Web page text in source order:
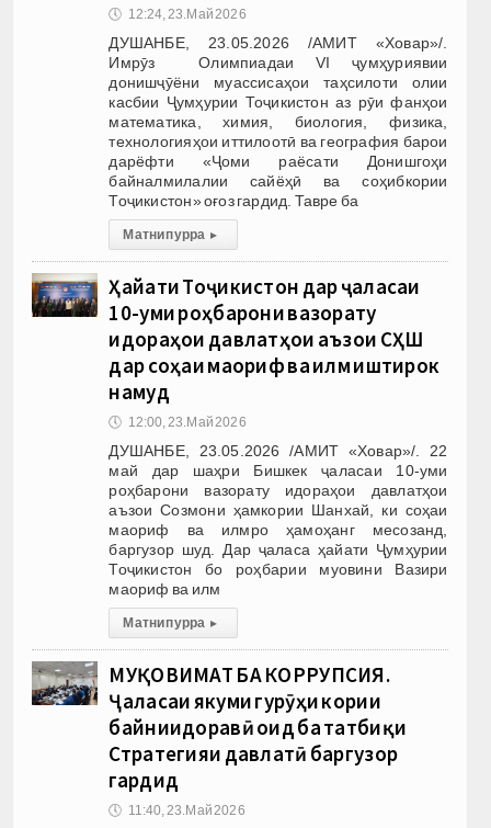
🕔 12:24, 23.Май 2026
ДУШАНБЕ, 23.05.2026 /АМИТ «Ховар»/.
Имрӯз Олимпиадаи VI ҷумҳуриявии
донишҷӯёни муассисаҳои таҳсилоти олии
касбии Ҷумҳурии Тоҷикистон аз рӯи фанҳои
математика, химия, биология, физика,
технологияҳои иттилоотӣ ва география барои
дарёфти «Ҷоми раёсати Донишгоҳи
байналмилалии сайёҳӣ ва соҳибкории
Тоҷикистон» оғоз гардид. Тавре ба
Матни пурра ▸
Ҳайати Тоҷикистон дар ҷаласаи
10-уми роҳбарони вазорату
идораҳои давлатҳои аъзои СҲШ
дар соҳаи маориф ва илм иштирок
намуд
🕔 12:00, 23.Май 2026
ДУШАНБЕ, 23.05.2026 /АМИТ «Ховар»/. 22
май дар шаҳри Бишкек ҷаласаи 10-уми
роҳбарони вазорату идораҳои давлатҳои
аъзои Созмони ҳамкории Шанхай, ки соҳаи
маориф ва илмро ҳамоҳанг месозанд,
баргузор шуд. Дар ҷаласа ҳайати Ҷумҳурии
Тоҷикистон бо роҳбарии муовини Вазири
маориф ва илм
Матни пурра ▸
МУҚОВИМАТ БА КОРРУПСИЯ.
Ҷаласаи якуми гурӯҳи кории
байниидоравӣ оид ба татбиқи
Стратегияи давлатӣ баргузор
гардид
🕔 11:40, 23.Май 2026